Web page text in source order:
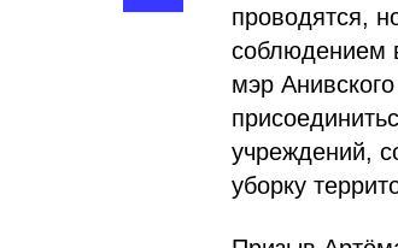
проводятся,
соблюдением
мэр
учреждений,
уборку